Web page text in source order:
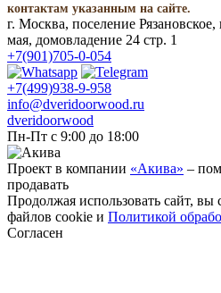
контактам указанным на сайте.
г. Москва, поселение
мая, домовладение 24 стр. 1
+7(901)705-0-054
+7(499)938-9-958
info@dveridoorwood.ru
dveridoorwood
Пн-Пт с 9:00 до 18:00
Проект в компании «Акива» –
продавать
Продолжая использовать сайт, вы
файлов cookie и Политикой
Согласен